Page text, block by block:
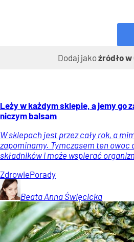
Dodaj jakoźródło w
Leży w każdym sklepie, a jemy go
niczym balsam
W sklepach jest przez cały rok, a
zapominamy. Tymczasem ten owoc
składników i może wspierać
ZdrowiePorady
Beata Anna Święcicka